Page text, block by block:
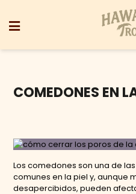
COMEDONES EN
Los comedones son una de
comunes en la piel y, aunque
desapercibidos, pueden